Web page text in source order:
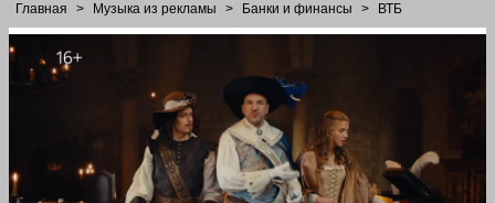
Главная > Музыка из рекламы > Банки и финансы > ВТБ